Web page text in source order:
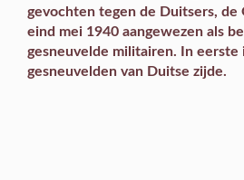
gevochten tegen de Duitsers, de
eind mei 1940 aangewezen als
gesneuvelde militairen. In
gesneuvelden van Duitse zijde.